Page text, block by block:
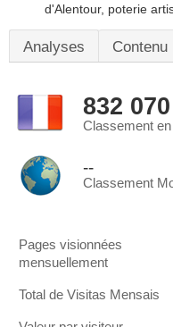
d'Alentour, poterie
Analyses Contenu
832 070
Classement
--
Classement
Pages visionnées
mensuellement
Total de Visitas Mensais